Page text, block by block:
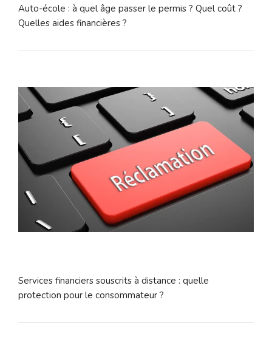
Auto-école : à quel âge passer le permis ? Quel coût ?
Quelles aides financières ?
Services financiers souscrits à distance : quelle
protection pour le consommateur ?